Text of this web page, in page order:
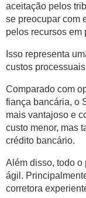
aceitação pelos
se preocupar com
pelos recursos em
Isso representa
custos
Comparado com
fiança bancária, o
mais vantajoso e
custo menor, mas
crédito bancário.
Além disso, todo o
ágil.
corretora